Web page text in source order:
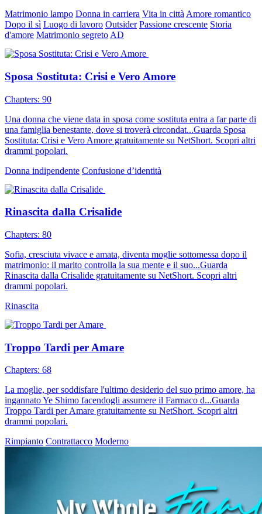
Matrimonio lampo Donna in carriera Vita in città Amore romantico
Dopo il sì Luogo di lavoro Outsider Passione crescente Storia
d'amore Matrimonio segreto AD
Sposa Sostituta: Crisi e Vero Amore
Chapters: 90
Una donna che viene data in sposa come sostituta entra a far parte di
una famiglia benestante, dove si troverà circondat...Guarda Sposa
Sostituta: Crisi e Vero Amore gratuitamente su NetShort. Scopri altri
drammi popolari.
Donna indipendente Confusione d’identità
Rinascita dalla Crisalide
Chapters: 80
Sofia, cresciuta vivace e amata, diventa moglie sottomessa dopo il
matrimonio: il marito controlla la sua mente e il suo...Guarda
Rinascita dalla Crisalide gratuitamente su NetShort. Scopri altri
drammi popolari.
Rinascita
Troppo Tardi per Amare
Chapters: 68
La moglie, per soddisfare l'ultimo desiderio del suo primo amore, ha
ingannato Ye Shimo facendogli assumere il Farmaco d...Guarda
Troppo Tardi per Amare gratuitamente su NetShort. Scopri altri
drammi popolari.
Rimpianto Contrattacco Moderno